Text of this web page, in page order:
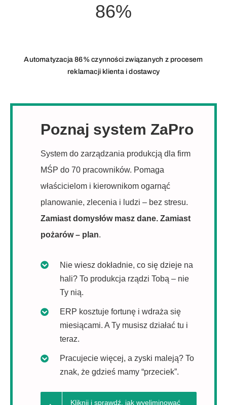
86%
Automatyzacja 86% czynności związanych z procesem
reklamacji klienta i dostawcy
Poznaj system ZaPro
System do zarządzania produkcją dla firm
MŚP do 70 pracowników. Pomaga
właścicielom i kierownikom ogarnąć
planowanie, zlecenia i ludzi – bez stresu.
Zamiast domysłów masz dane. Zamiast
pożarów – plan.
Nie wiesz dokładnie, co się dzieje na
hali? To produkcja rządzi Tobą – nie
Ty nią.
ERP kosztuje fortunę i wdraża się
miesiącami. A Ty musisz działać tu i
teraz.
Pracujecie więcej, a zyski maleją? To
znak, że gdzieś mamy “przeciek”.
Kliknij i sprawdź, jak wyeliminować